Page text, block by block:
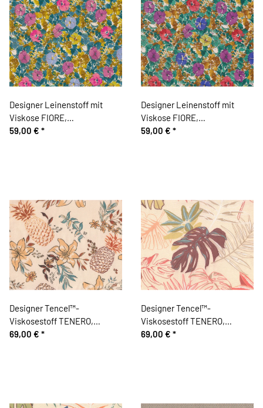
Designer Leinenstoff mit
Viskose FIORE,
Stiefmütterchen, helllila-
59,00 € *
Designer Leinenstoff mit
Viskose FIORE,
Stiefmütterchen, rot-blau
59,00 € *
Designer Tencel™-
Viskosestoff TENERO,
Ananas & Blüten
69,00 € *
Designer Tencel™-
Viskosestoff TENERO,
Monstera-Blätter, aubergine-
69,00 € *